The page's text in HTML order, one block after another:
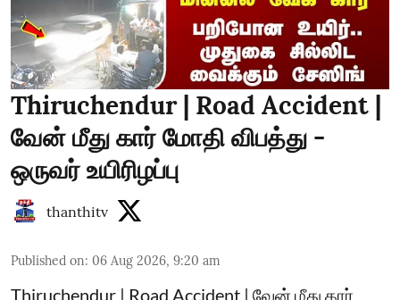
Thiruchendur | Road Accident |
வேன் மீது கார் மோதி விபத்து -
ஒருவர் உயிரிழப்பு
thanthitv
Published on: 06 Aug 2026, 9:20 am
Thiruchendur | Road Accident | வேன் மீது கார்